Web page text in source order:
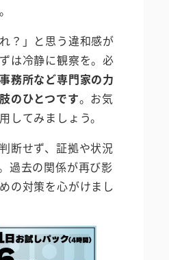
。
？」と思う違和感が
は冷静に観察を。必
務所など専門家の力
のひとつです。お気
してみましょう。
断せず、証拠や状況
過去の関係が再び影
の対策を心がけまし